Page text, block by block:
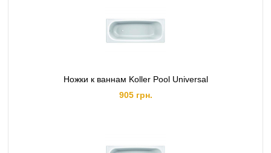
Ножки к ваннам Koller Pool Universal
905 грн.